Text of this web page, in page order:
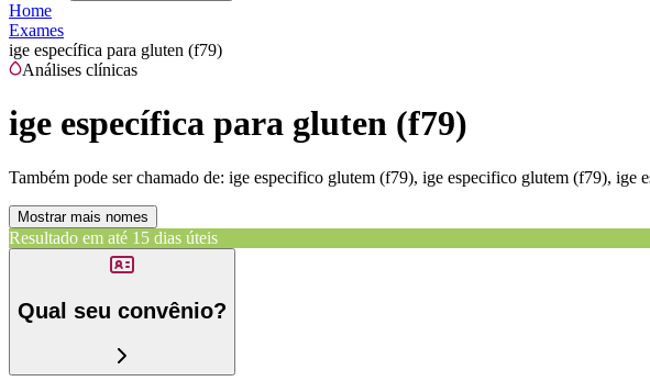
Home
Exames
ige específica para gluten (f79)
Análises clínicas
ige específica para gluten (f79)
Também pode ser chamado de: ige especifico glutem (f79), ige especifico glutem (f79), ige
Mostrar mais nomes
Resultado em até 15 dias úteis
Qual seu convênio?